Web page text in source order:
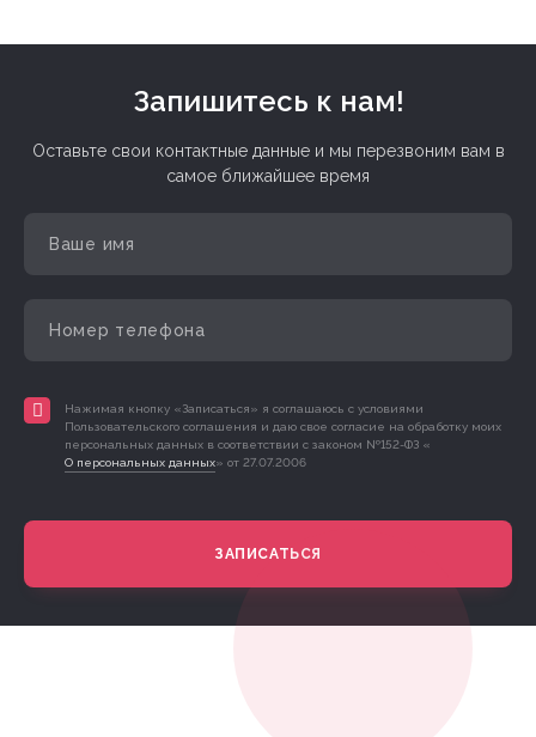
Запишитесь к нам!
Оставьте свои контактные данные и мы перезвоним вам в
самое ближайшее время
Нажимая кнопку «Записаться» я соглашаюсь с условиями
Пользовательского соглашения и даю свое согласие на обработку моих
персональных данных в соответствии с законом №152-ФЗ «
О персональных данных» от 27.07.2006
ЗАПИСАТЬСЯ